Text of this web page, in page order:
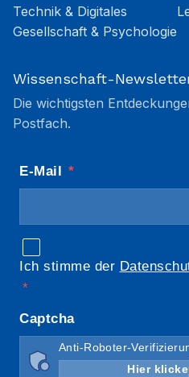
Technik & Digitales
Gesellschaft & Psychologie
Wissenschaft-
Die wichtigsten
Postfach.